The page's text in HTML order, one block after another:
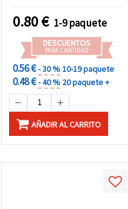
bisutería y manualidades
0.80€ 1-9 paquete
DESCUENTOS
PARA CANTIDAD
0.56 €- 30 %10-19 paquete
0.48 €- 40 % 20 paquete +
AÑADIR AL CARRITO